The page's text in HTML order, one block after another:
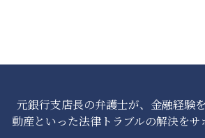
元銀行支店長の弁護士が、金融経験
動産といった法律トラブルの解決をサ